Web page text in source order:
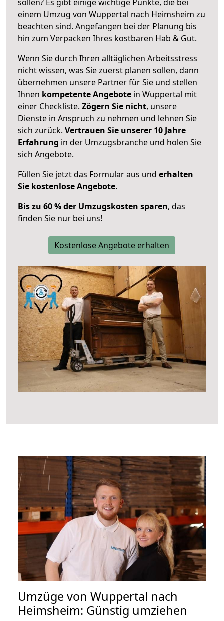
einem Umzug von Wuppertal nach Heimsheim zu
beachten sind. Angefangen bei der Planung bis
hin zum Verpacken Ihres kostbaren Hab & Gut.
Wenn Sie durch Ihren alltäglichen Arbeitsstress
nicht wissen, was Sie zuerst planen sollen, dann
übernehmen unsere Partner für Sie und stellen
Ihnen kompetente Angebote in Wuppertal mit
einer Checkliste. Zögern Sie nicht, unsere
Dienste in Anspruch zu nehmen und lehnen Sie
sich zurück. Vertrauen Sie unserer 10 Jahre
Erfahrung in der Umzugsbranche und holen Sie
sich Angebote.
Füllen Sie jetzt das Formular aus und erhalten
Sie kostenlose Angebote.
Bis zu 60 % der Umzugskosten sparen, das
finden Sie nur bei uns!
Kostenlose Angebote erhalten
Umzüge von Wuppertal nach
Heimsheim: Günstig umziehen